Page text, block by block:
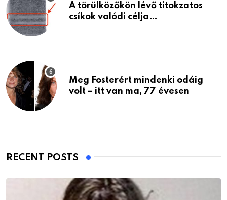
A törülközőkön lévő titokzatos
csíkok valódi célja…
Meg Fosterért mindenki odáig
volt – itt van ma, 77 évesen
RECENT POSTS